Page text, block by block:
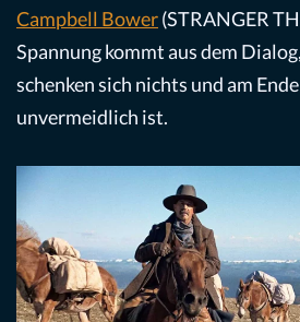
Campbell Bower(STRANGER
Spannung kommt aus dem
schenken sich nichts und am
unvermeidlich ist.